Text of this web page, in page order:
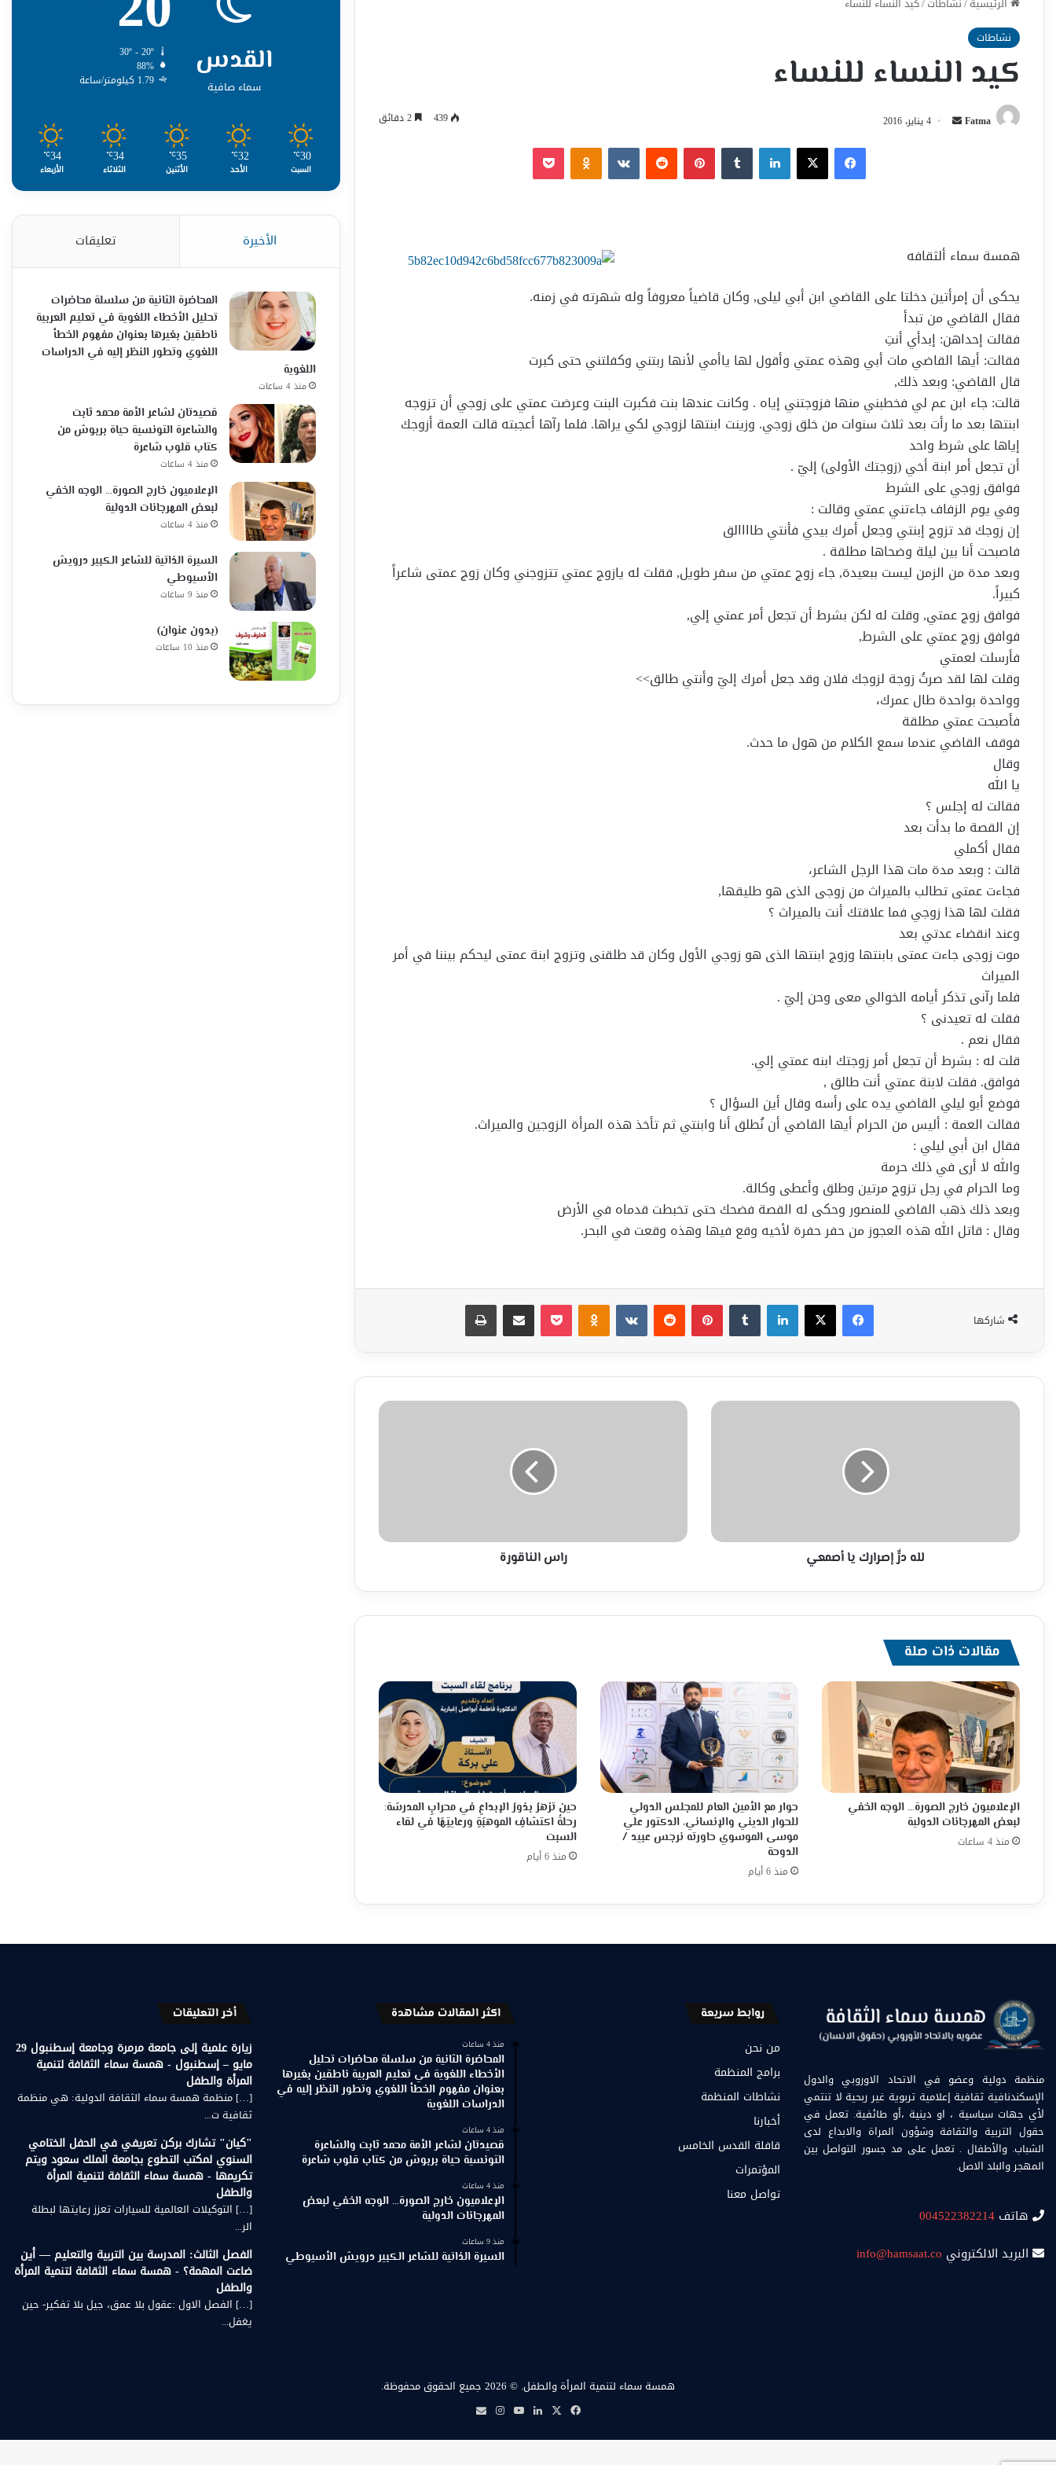
نشاطات
كيد النساء للنساء
Fatma
أرسل 4 يناير، 2016 439
فيسبوك‫X لينكدإن بينتيريست Odnoklassniki
‫Pocket
همسة سماء ألثقافه
يحكى أن إمرأتين دخلتا على القاضي ابن أبي ليلى, وكان قاضياً معروفاً وله شهرته في زمنه.
فقال القاضي من تبدأ
فقالت إحداهن: إبدأي أنتِ
فقالت: أيها القاضي مات أبي وهذه عمتي وأقول لها ياأمي لأنها ربتني وكفلتني حتى كبرت
قال القاضي: وبعد ذلك,
قالت: جاء ابن عم لي فخطبني منها فزوجتني إياه . وكانت عندها بنت فكبرت البنت وعرضت عمتي على زوجي أن تزوجه
ابنتها بعد ما رأت بعد ثلاث سنوات من خلق زوجي. وزينت ابنتها لزوجي لكي يراها. فلما رآها أعجبته قالت العمة أزوجك
إياها على شرط واحد
أن تجعل أمر ابنة أخي (زوجتك الأولى) إليّ .
فوافق زوجي على الشرط
وفي يوم الزفاف جاءتني عمتي وقالت :
إن زوجك قد تزوج إبنتي وجعل أمرك بيدي فأنتي طاااالق
فاصبحت أنا بين ليلة وضحاها مطلقة .
وبعد مدة من الزمن ليست ببعيدة, جاء زوج عمتي من سفر طويل, فقلت له يازوج عمتي تتزوجني وكان زوج عمتى شاعراً
كبيراً.
فوافق زوج عمتي, وقلت له لكن بشرط أن تجعل أمر عمتي إلي,
فوافق زوج عمتي على الشرط,
فأرسلت لعمتي
وقلت لها لقد صرتُ زوجة لزوجك فلان وقد جعل أمرك إليّ وأنتي طالق>>
وواحدة بواحدة طال عمرك،
فأصبحت عمتي مطلقة
فوقف القاضي عندما سمع الكلام من هول ما حدث.
وقال
يا الله
فقالت له إجلس ؟
إن القصة ما بدأت بعد
فقال أكملي
قالت : وبعد مدة مات هذا الرجل الشاعر،
فجاءت عمتى تطالب بالميراث من زوجى الذى هو طليقها,
فقلت لها هذا زوجي فما علاقتك أنت بالميراث ؟
وعند انقضاء عدتي بعد
موت زوجى جاءت عمتى بابنتها وزوج ابنتها الذى هو زوجي الأول وكان قد طلقنى وتزوج ابنة عمتى ليحكم بيننا في أمر
الميراث
فلما رآنى تذكر أيامه الخوالي معى وحن إليّ .
فقلت له تعيدنى ؟
فقال نعم .
قلت له : بشرط أن تجعل أمر زوجتك ابنه عمتي إلي.
فوافق. فقلت لابنة عمتي أنت طالق ,
فوضع أبو ليلي القاضي يده على رأسه وقال أين السؤال ؟
فقالت العمة : أليس من الحرام أيها القاضي أن نُطلق أنا وابنتي ثم تأخذ هذه المرأة الزوجين والميراث.
فقال ابن أبي ليلي :
والله لا أرى في ذلك حرمة
وما الحرام في رجل تزوج مرتين وطلق وأعطى وكالة.
وبعد ذلك ذهب القاضي للمنصور وحكى له القصة فضحك حتى تخبطت قدماه في الأرض
وقال : قاتل الله هذه العجوز من حفر حفرة لأخيه وقع فيها وهذه وقعت في البحر.
شاركها
فيسبوك‫X لينكدإن بينتيريست Odnoklassniki
‫Pocket مشاركة عبر البريد طباعة
لله
لله درٍّ إصرارك يا أصمعي
راس
راس الناقورة
مقالات ذات صلة
الإعلاميون خارج الصورة… الوجه الخفي
لبعض المهرجانات الدولية
منذ 4 ساعات
حوار مع الأمين العام للمجلس الدولي
للحوار الديني والإنساني، الدكتور علي
موسى الموسوي حاورته نرجس عبيد /
الدوحة
منذ 6 أيام
حين تزهرُ بذورُ الإبداعِ في محرابِ المدرسَة:
رحلةُ اكتشافِ الموهبَةِ ورعايتِهَا في لقاء
السبت
منذ 6 أيام
القدس
سماء صافية
30º - 20º
88%
1.79 كيلومتر/ساعة
30
℃
السبت
32
℃
الأحد
35
℃
الأثنين
34
℃
الثلاثاء
34
℃
الأربعاء
الأخيرة تعليقات
المحاضرة الثانية من سلسلة محاضرات
تحليل الأخطاء اللغوية في تعليم العربية
ناطقين بغيرها بعنوان مفهوم الخطأ
اللغوي وتطور النظر إليه في الدراسات
اللغوية
منذ 4 ساعات
قصيدتان لشاعر الأمة محمد ثابت
والشاعرة التونسية حياة بربوش من
كتاب قلوب شاعرة
منذ 4 ساعات
الإعلاميون خارج الصورة… الوجه الخفي
لبعض المهرجانات الدولية
منذ 4 ساعات
السيرة الذاتية للشاعر الكبير درويش
الأسيوطي
منذ 9 ساعات
(بدون عنوان)
منذ 10 ساعات
منظمة دولية وعضو في الاتحاد الاوروبي والدول
الإسكندنافية ثقافية إعلامية تربوية غير ربحية لا تنتمي
لأي جهات سياسية ، او دينية ،أو طائفية. تعمل في
حقول التربية والثقافة وشؤون المراة والابداع لدى
الشباب. والأطفال . تعمل على مد جسور التواصل بين
المهجر والبلد الاصل.
هاتف 004522382214
البريد الالكتروني info@hamsaat.co
روابط سريعة
من نحن
برامج المنظمة
نشاطات المنظمة
أخبارنا
قافلة القدس الخامس
المؤتمرات
تواصل معنا
اكثر المقالات مشاهدة
منذ 4 ساعات
المحاضرة الثانية من سلسلة محاضرات تحليل
الأخطاء اللغوية في تعليم العربية ناطقين بغيرها
بعنوان مفهوم الخطأ اللغوي وتطور النظر إليه في
الدراسات اللغوية
منذ 4 ساعات
قصيدتان لشاعر الأمة محمد ثابت والشاعرة
التونسية حياة بربوش من كتاب قلوب شاعرة
منذ 4 ساعات
الإعلاميون خارج الصورة… الوجه الخفي لبعض
المهرجانات الدولية
منذ 9 ساعات
السيرة الذاتية للشاعر الكبير درويش الأسيوطي
أخر التعليقات
زيارة علمية إلى جامعة مرمرة وجامعة إسطنبول 29
مايو – إسطنبول - همسة سماء الثقافة لتنمية
المرأة والطفل
[…] منظمة همسة سماء الثقافة الدولية: هي منظمة
ثقافية ت...
"كيان" تشارك بركن تعريفي في الحفل الختامي
السنوي لمكتب التطوع بجامعة الملك سعود ويتم
تكريمها - همسة سماء الثقافة لتنمية المرأة
والطفل
[…] التوكيلات العالمية للسيارات تعزز رعايتها لبطلة
الر...
الفصل الثالث: المدرسة بين التربية والتعليم — أين
ضاعت المهمة؟ - همسة سماء الثقافة لتنمية المرأة
والطفل
[…] الفصل الاول :عقول بلا عمق، جيل بلا تفكير- حين
يغفل...
همسة سماء لتنمية المرأة والطفل. © 2026 جميع الحقوق محفوظة.
فيسبوكلينكدإن‫YouTube
انستقرام
بريد